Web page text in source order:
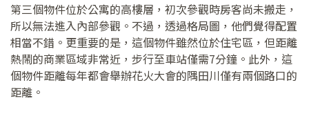
第三個物件位於公寓的高樓層，初次參觀時房客尚未搬走，
所以無法進入內部參觀。不過，透過格局圖，他們覺得配置
相當不錯。更重要的是，這個物件雖然位於住宅區，但距離
熱鬧的商業區域非常近，步行至車站僅需7分鐘。此外，這
個物件距離每年都會舉辦花火大會的隅田川僅有兩個路口的
距離。